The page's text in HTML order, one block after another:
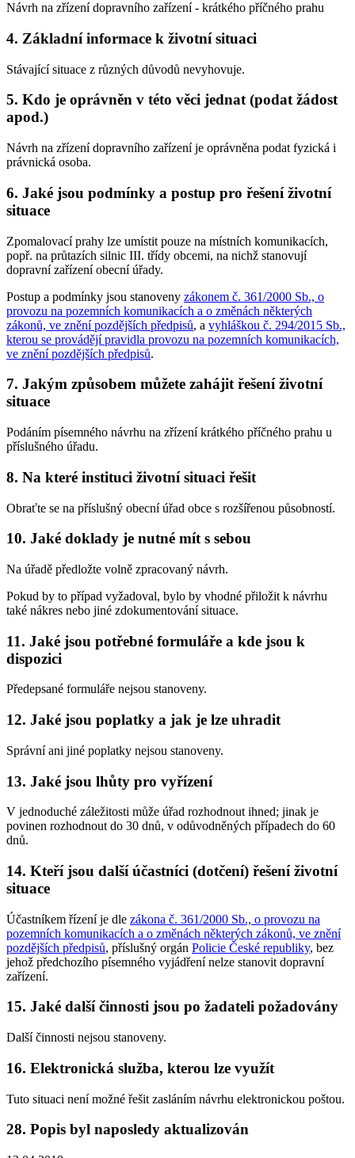
Návrh na zřízení dopravního zařízení - krátkého příčného prahu
4. Základní informace k životní situaci
Stávající situace z různých důvodů nevyhovuje.
5. Kdo je oprávněn v této věci jednat (podat žádost
apod.)
Návrh na zřízení dopravního zařízení je oprávněna podat fyzická i
právnická osoba.
6. Jaké jsou podmínky a postup pro řešení životní
situace
Zpomalovací prahy lze umístit pouze na místních komunikacích,
popř. na průtazích silnic III. třídy obcemi, na nichž stanovují
dopravní zařízení obecní úřady.
Postup a podmínky jsou stanoveny zákonem č. 361/2000 Sb., o
provozu na pozemních komunikacích a o změnách některých
zákonů, ve znění pozdějších předpisů, a vyhláškou č. 294/2015 Sb.,
kterou se provádějí pravidla provozu na pozemních komunikacích,
ve znění pozdějších předpisů.
7. Jakým způsobem můžete zahájit řešení životní
situace
Podáním písemného návrhu na zřízení krátkého příčného prahu u
příslušného úřadu.
8. Na které instituci životní situaci řešit
Obraťte se na příslušný obecní úřad obce s rozšířenou působností.
10. Jaké doklady je nutné mít s sebou
Na úřadě předložte volně zpracovaný návrh.
Pokud by to případ vyžadoval, bylo by vhodné přiložit k návrhu
také nákres nebo jiné zdokumentování situace.
11. Jaké jsou potřebné formuláře a kde jsou k
dispozici
Předepsané formuláře nejsou stanoveny.
12. Jaké jsou poplatky a jak je lze uhradit
Správní ani jiné poplatky nejsou stanoveny.
13. Jaké jsou lhůty pro vyřízení
V jednoduché záležitosti může úřad rozhodnout ihned; jinak je
povinen rozhodnout do 30 dnů, v odůvodněných případech do 60
dnů.
14. Kteří jsou další účastníci (dotčení) řešení životní
situace
Účastníkem řízení je dle zákona č. 361/2000 Sb., o provozu na
pozemních komunikacích a o změnách některých zákonů, ve znění
pozdějších předpisů, příslušný orgán Policie České republiky, bez
jehož předchozího písemného vyjádření nelze stanovit dopravní
zařízení.
15. Jaké další činnosti jsou po žadateli požadovány
Další činnosti nejsou stanoveny.
16. Elektronická služba, kterou lze využít
Tuto situaci není možné řešit zasláním návrhu elektronickou poštou.
28. Popis byl naposledy aktualizován